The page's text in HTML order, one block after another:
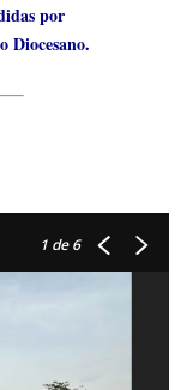
por
Diocesano.
1 de 6